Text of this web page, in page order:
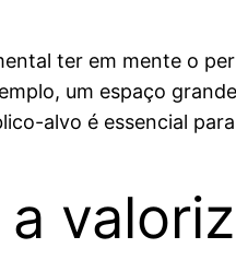
ter em mente o
um espaço
alvo é essencial